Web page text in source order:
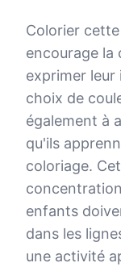
Colorier
encourage la
exprimer leur
choix de
également à
qu'ils
coloriage.
enfants
dans les
une activité